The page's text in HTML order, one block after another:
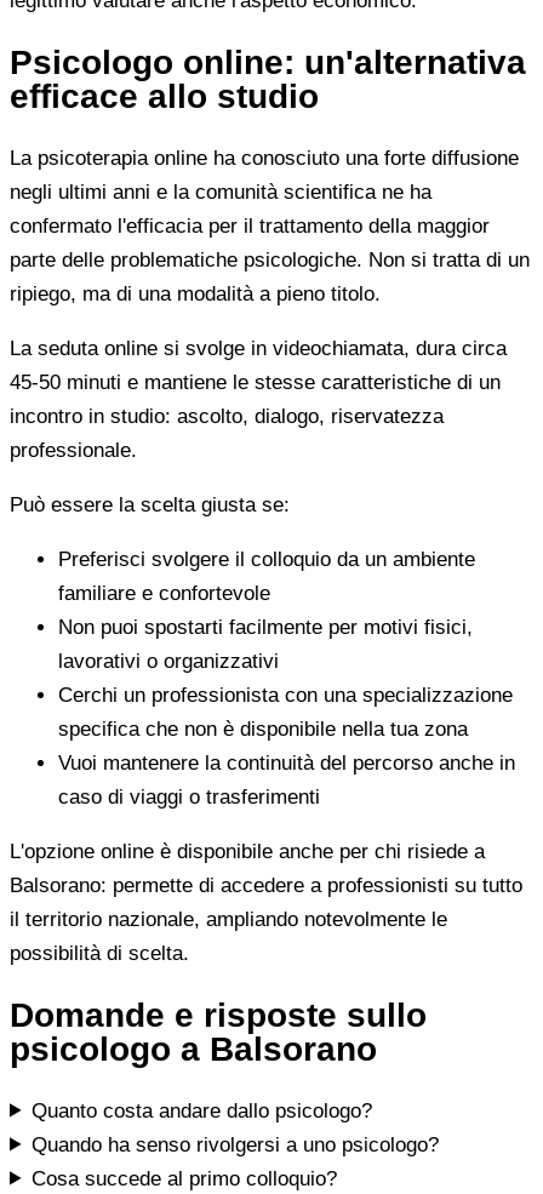
Psicologo online: un'alternativa
efficace allo studio
La psicoterapia online ha conosciuto una forte diffusione
negli ultimi anni e la comunità scientifica ne ha
confermato l'efficacia per il trattamento della maggior
parte delle problematiche psicologiche. Non si tratta di un
ripiego, ma di una modalità a pieno titolo.
La seduta online si svolge in videochiamata, dura circa
45-50 minuti e mantiene le stesse caratteristiche di un
incontro in studio: ascolto, dialogo, riservatezza
professionale.
Può essere la scelta giusta se:
Preferisci svolgere il colloquio da un ambiente
familiare e confortevole
Non puoi spostarti facilmente per motivi fisici,
lavorativi o organizzativi
Cerchi un professionista con una specializzazione
specifica che non è disponibile nella tua zona
Vuoi mantenere la continuità del percorso anche in
caso di viaggi o trasferimenti
L'opzione online è disponibile anche per chi risiede a
Balsorano: permette di accedere a professionisti su tutto
il territorio nazionale, ampliando notevolmente le
possibilità di scelta.
Domande e risposte sullo
psicologo a Balsorano
Quanto costa andare dallo psicologo?
Quando ha senso rivolgersi a uno psicologo?
Cosa succede al primo colloquio?